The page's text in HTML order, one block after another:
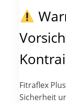
Fitraflex
Sicherheit